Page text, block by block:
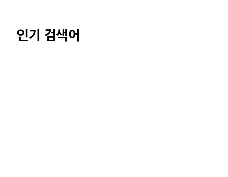
인기 검색어